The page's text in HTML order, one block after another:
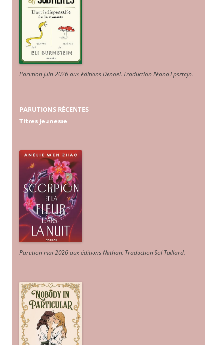
Parution juin 2026 aux éditions Denoël. Traduction Iléana Epsztajn.
PARUTIONS RÉCENTES
Titres jeunesse
Parution mai 2026 aux éditions Nathan. Traduction Sol Taillard.